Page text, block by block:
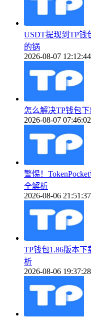
USDT提现到TP钱
的锅
2026-08-07 12:12:44
怎么解决TP钱包
2026-08-07 07:46:02
警惕！
全解析
2026-08-06 21:51:37
TP钱包1.86版本
析
2026-08-06 19:37:28